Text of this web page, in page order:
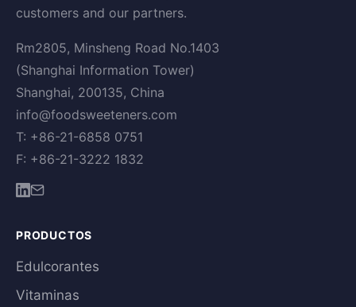
customers and our partners.
Rm2805, Minsheng Road No.1403
(Shanghai Information Tower)
Shanghai, 200135, China
info@foodsweeteners.com
T: +86-21-6858 0751
F: +86-21-3222 1832
PRODUCTOS
Edulcorantes
Vitaminas